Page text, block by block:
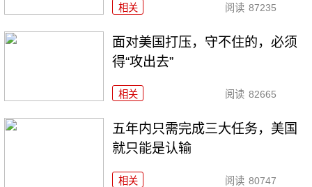
相关 阅读 87235
面对美国打压，守不住的，必须
得“攻出去”
相关 阅读 82665
五年内只需完成三大任务，美国
就只能是认输
相关 阅读 80747